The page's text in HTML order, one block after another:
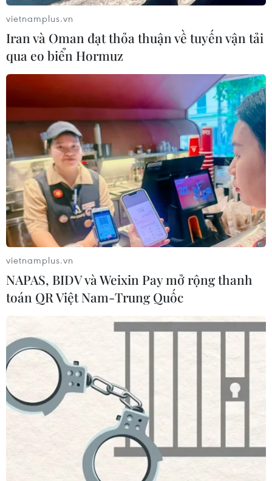
vietnamplus.vn
Iran và Oman đạt thỏa thuận về tuyến vận tải
qua eo biển Hormuz
vietnamplus.vn
NAPAS, BIDV và Weixin Pay mở rộng thanh
toán QR Việt Nam-Trung Quốc